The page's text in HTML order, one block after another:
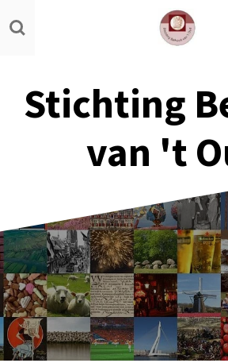
Ga
direct
hoofdinhoud
Stichting
van 't